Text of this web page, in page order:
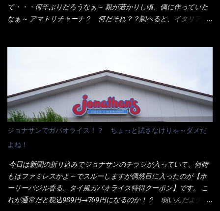
がかかる） 袋の裏側を見ると、韮とか卵の用意を勧めている。
それなばらと冷蔵庫にあった、黒豆モヤシ・韮・生卵を用意しま
け、韮の葉の部分をドサッと乗せて調味油を入れて完成です。 ど
うでしょう？ 見た目 Goodデザイン賞じゃない！？ 笑 マルタ
イのHPを見ると・・・（引用） めんは、ノンフライ・ノンスチー
ム製法で仕上げた、生めんに近い風味のストレートめんです。 豚
の旨味に数種類の唐辛子、ニンニクを加えた辛さとコクが凝縮さ
れた醤油ベースのスープです。 調味油に赤ラー油とごま油を使用
することに風味と辛さを引き立たせています。 調味油をスープ
ないかぁ～ モヤシが黒豆モヤシだから細身で熱を加えてもへた
りづらい！（緑豆モヤシだと太くて熱加えるとダラーっとなるん
だよ） それに細ストレート麺とモヤシが良いバランスで・・・
韮の緑と卵の黄色も相まって・・・映える...
て・・・何年ぶりだろうなぁ～ 親が若かりし頃、偶に作っていた
なぁ～ アマトリチャーナ？ 何だそれ？？調べると、イタリア語
ブン皿で焼いて、大凡の目安で小分けにしているようで、パック
をよーく見たら表面のチーズの乗り具合に結構な差が出てい
た・・・チーズに焦げ目が付いているのを、しっかり確認し買う
ことをオススメします。（取り分け量にも若干有り差がでてるだ
ろう） 早速タバスコを振りかけて食べてみると・・・結構美味し
いよ！ 久しぶりだな～ホワイトソースとマカロニの絡まった食
感・・・懐かしい～ 今回ダイソーのカレー用のスプーンを使って
みたら、これが凄くうまくすくえるんだよねぇ～（このスプーン
当たりだね） 今回新作のグラタンを頂きましたが、まずまずの美
味しさとダイソーのカレースプーンの。すくい上げ力の良さを再
度認識できました。
ジョナサンでガパオライス！？ ちょっと試さなけりゃ～ダメだ
よね！
今日は新聞の折り込みでジョナサンのチラシが入っていて、何時
もはファミレスかよ～でスルーしますが偶然目に入ったのが【ホ
ーリーバジル香る、タイ風ガパオライス特得クーポン】です。 こ
れが通常だと税込989円→769円になるのか！？ 弱いんだよナァ